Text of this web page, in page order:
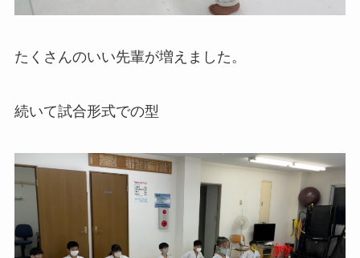
たくさんのいい先輩が増えました。
続いて試合形式での型